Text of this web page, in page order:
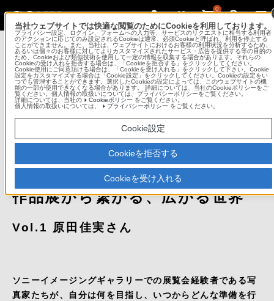
0
Sony Imaging Gallery
ソニーイメージングギャラリー 銀座
コンテンツメニュー
ソニーイメージングギャラリー 展覧会経験者に
作品展から繋がる、広がる世界
Vol.1 原田佳実さん
ソニーイメージングギャラリーでの展覧会経験者である写
真家たちが、自分は何を目指し、いつからどんな準備を行
当社ウェブサイトでは快適な閲覧のためにCookieを利用しております。
プライバシー設定、ログイン、フォームへの入力等、サービスのリクエストに相当する利用者
のアクションに応じてのみ設定されるCookieは通常、必須Cookieと呼ばれ、利用を停止する
ことができません。また、当社は、ウェブサイトにおけるお客様の利用状況を分析するため、
あるいは個々のお客様に対してよりカスタマイズされたサービス・広告を提供する等の目的の
ため、Cookieおよび類似技術を使用して一定の情報を収集する場合があります。それらの
Cookieの受け入れを拒否する場合は、「Cookieを拒否する」をクリックしてください。
Cookie使用にご同意頂ける場合は、「Cookieを受け入れる」をクリックして下さい。Cookie
設定をカスタマイズする場合は「Cookie設定」をクリックしてください。Cookieの設定をい
つでも管理することができます。選択したCookieの設定によっては、このウェブサイトの機
能の一部が使用できなくなる場合があります。 詳細については、当社のCookieポリシーをご
覧ください。個人情報の取扱いについては、プライバシーポリシーをご覧ください。
詳細については、当社の
Cookieポリシー をご覧ください。
個人情報の取扱いについては、
プライバシーポリシー をご覧ください。
Cookie設定
Cookieを拒否する
Cookieを受け入れる